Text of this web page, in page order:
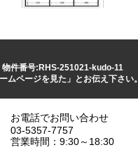
物件番号:RHS-251021-kudo-11
ームページを見た」とお伝え下さい。
お電話でお問い合わせ
03-5357-7757
営業時間：9:30～18:30